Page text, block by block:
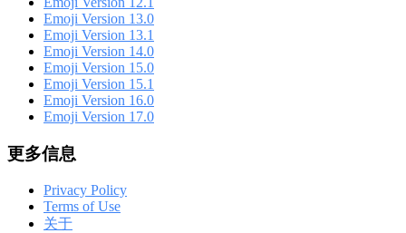
Emoji Version 13.0
Emoji Version 13.1
Emoji Version 14.0
Emoji Version 15.0
Emoji Version 15.1
Emoji Version 16.0
Emoji Version 17.0
更多信息
Privacy Policy
Terms of Use
关于